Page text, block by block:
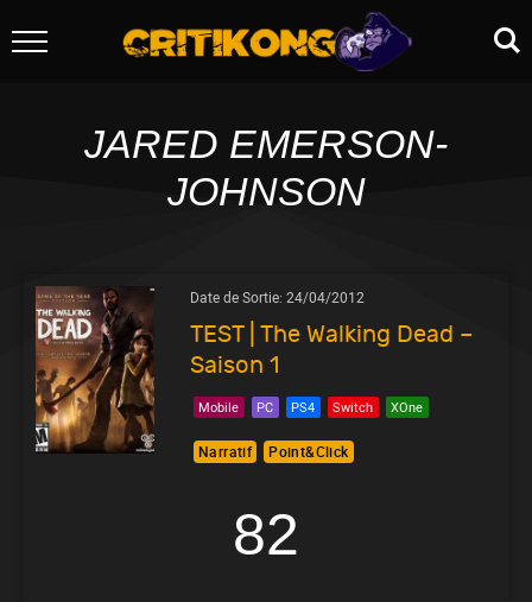
JARED EMERSON-
JOHNSON
Date de Sortie: 24/04/2012
TEST | The Walking Dead –
Saison 1
Mobile PC PS4 Switch XOne
Narratif Point&Click
82